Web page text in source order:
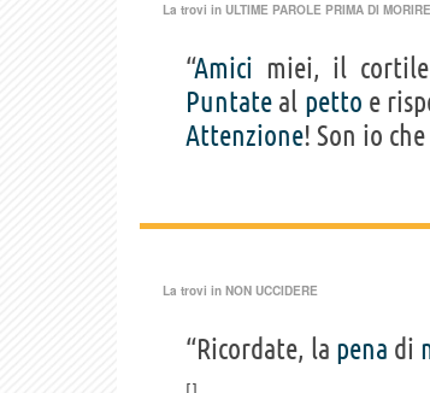
La trovi in ULTIME PAROLE PRIMA DI MORIRE
“Amici miei, il
Puntate al petto e
Attenzione! Son io che
La trovi in NON UCCIDERE
“Ricordate, la pena di